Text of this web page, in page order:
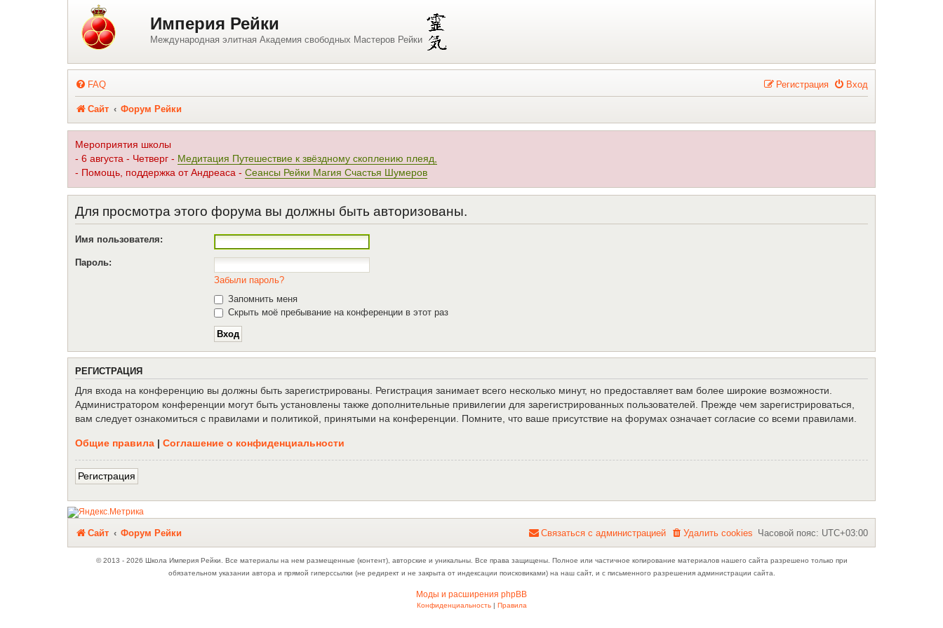
Регистрация Империя Рейки
Международная элитная Академия свободных Мастеров Рейки
FAQ Вход
Регистрация
Сайт Форум Рейки
Мероприятия школы
- 6 августа - Четверг - Медитация Путешествие к звёздному скоплению плеяд,
- Помощь, поддержка от Андреаса - Сеансы Рейки Магия Счастья Шумеров
Для просмотра этого форума вы должны быть авторизованы.
Имя пользователя:
Пароль:
Забыли пароль?
Запомнить меня
Скрыть моё пребывание на конференции в этот раз
РЕГИСТРАЦИЯ
Для входа на конференцию вы должны быть зарегистрированы. Регистрация занимает всего несколько минут, но предоставляет вам более широкие возможности.
Администратором конференции могут быть установлены также дополнительные привилегии для зарегистрированных пользователей. Прежде чем зарегистрироваться,
вам следует ознакомиться с правилами и политикой, принятыми на конференции. Помните, что ваше присутствие на форумах означает согласие со всеми правилами.
Общие правила | Соглашение о конфиденциальности
Регистрация
Сайт Форум Рейки Часовой пояс: UTC+03:00
Удалить cookies
Связаться с
Связаться с администрацией
© 2013 - 2026 Школа Империя Рейки. Все материалы на нем размещенные (контент), авторские и уникальны. Все права защищены. Полное или частичное копирование материалов нашего сайта разрешено только при
обязательном указании автора и прямой гиперссылки (не редирект и не закрыта от индексации поисковиками) на наш сайт, и с письменного разрешения администрации сайта.
Моды и расширения phpBB
Конфиденциальность| Правила